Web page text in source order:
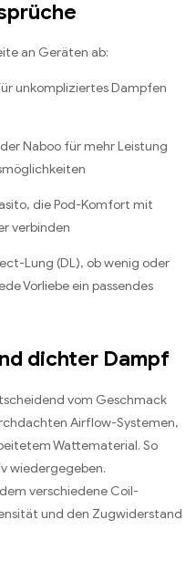
an Geräten ab:
unkompliziertes Dampfen
Naboo für mehr Leistung
die Pod-Komfort mit
verbinden
Lung (DL), ob wenig oder
Vorliebe ein passendes
dichter Dampf
vom Geschmack
Airflow-Systemen,
Wattematerial. So
wiedergegeben.
verschiedene Coil-
und den Zugwiderstand